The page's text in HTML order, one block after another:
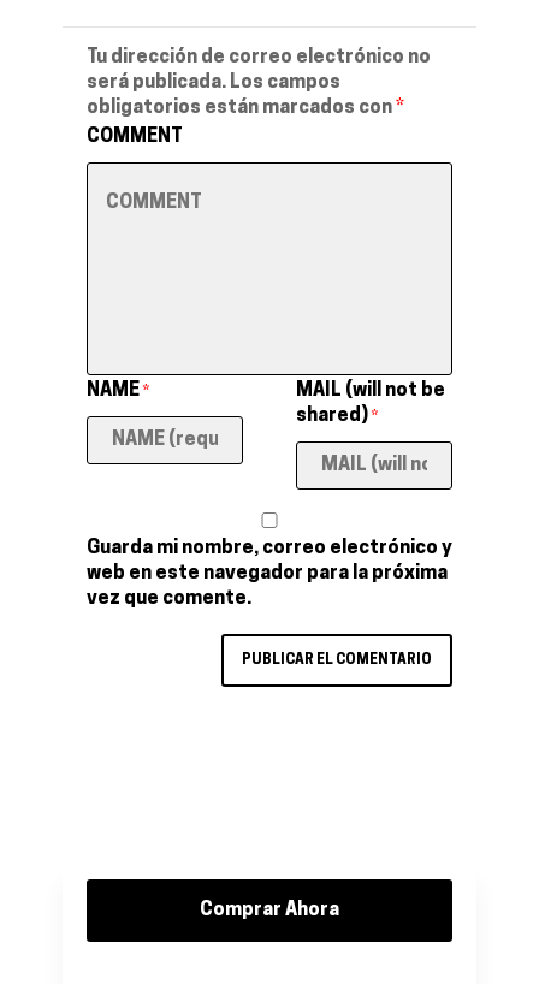
Tu dirección de correo electrónico no
será publicada. Los campos
obligatorios están marcados con *
COMMENT
NAME *
MAIL (will not be
shared) *
Guarda mi nombre, correo electrónico y
web en este navegador para la próxima
vez que comente.
Comprar Ahora